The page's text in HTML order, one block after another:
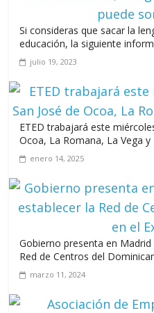
Leonel Fernández y la
carrera
agosto 3, 2026
Si consideras que sacar la
educación, la siguiente
julio 19, 2023
ETED trabajará este
Ocoa, La Romana, La Vega
enero 14, 2025
Gobierno presenta en
Red de Centros del
marzo 11, 2024